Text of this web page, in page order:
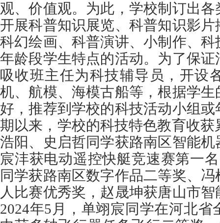
观、价值观。为此，学校制订出
开展科普知识展览、科普知识影
科幻绘画、科普演讲、小制作、
年龄段学生特点的活动。为了保
吸收班主任为科技辅导员，开设
机、航模、海模古船等，根据学
好，推荐到学校的科技活动小组
期以来，学校的科技特色教育收获
浩阳、史启哲同学获路南区智能
宸沣获电动遥控快艇竞速赛第一
同学获路南区数字作品二等奖、
人比赛优秀奖，赵晟坤获唐山市
2024年5月，单翊宸同学在河北